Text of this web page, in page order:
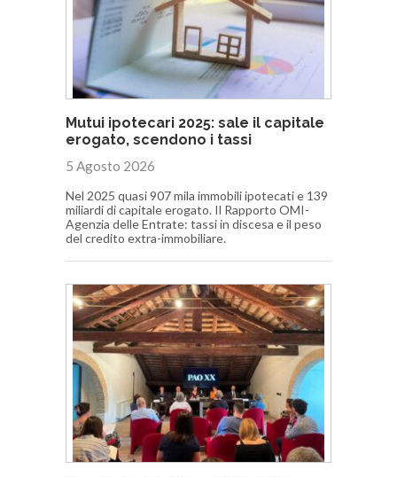
Mutui ipotecari 2025: sale il capitale
erogato, scendono i tassi
5 Agosto 2026
Nel 2025 quasi 907 mila immobili ipotecati e 139
miliardi di capitale erogato. Il Rapporto OMI-
Agenzia delle Entrate: tassi in discesa e il peso
del credito extra-immobiliare.